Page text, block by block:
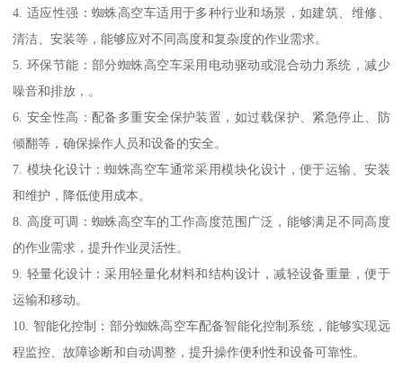
4. 适应性强：蜘蛛高空车适用于多种行业和场景，如建筑、维修、
清洁、安装等，能够应对不同高度和复杂度的作业需求。
5. 环保节能：部分蜘蛛高空车采用电动驱动或混合动力系统，减少
噪音和排放，。
6. 安全性高：配备多重安全保护装置，如过载保护、紧急停止、防
倾翻等，确保操作人员和设备的安全。
7. 模块化设计：蜘蛛高空车通常采用模块化设计，便于运输、安装
和维护，降低使用成本。
8. 高度可调：蜘蛛高空车的工作高度范围广泛，能够满足不同高度
的作业需求，提升作业灵活性。
9. 轻量化设计：采用轻量化材料和结构设计，减轻设备重量，便于
运输和移动。
10. 智能化控制：部分蜘蛛高空车配备智能化控制系统，能够实现远
程监控、故障诊断和自动调整，提升操作便利性和设备可靠性。